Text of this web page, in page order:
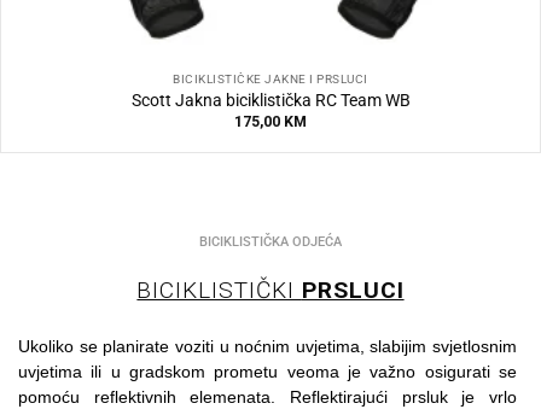
BICIKLISTIČKE JAKNE I PRSLUCI
Scott Jakna biciklistička RC Team WB
175,00 KM
BICIKLISTIČKA ODJEĆA
BICIKLISTIČKI PRSLUCI
Ukoliko se planirate voziti u noćnim uvjetima, slabijim svjetlosnim
uvjetima ili u gradskom prometu veoma je važno osigurati se
pomoću reflektivnih elemenata. Reflektirajući prsluk je vrlo